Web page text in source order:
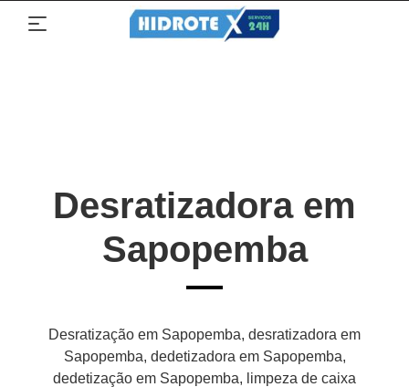
Desratizadora em
Sapopemba
Desratização em Sapopemba, desratizadora em
Sapopemba, dedetizadora em Sapopemba,
dedetização em Sapopemba, limpeza de caixa